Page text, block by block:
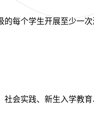
每个学生开展至少一次
会实践、新生入学教